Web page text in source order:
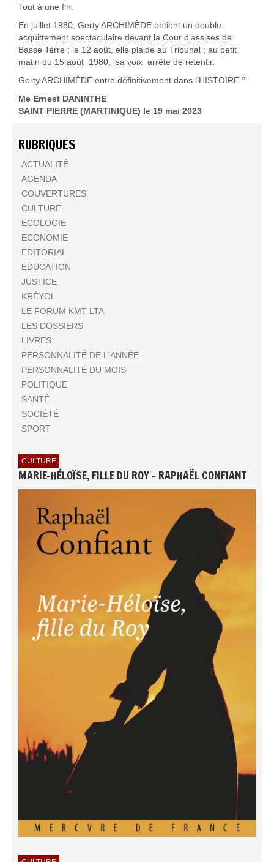
Tout à une fin.
En juillet 1980, Gerty ARCHIMÈDE obtient un double
acquittement spectaculaire devant la Cour d’assises de
Basse Terre ; le 12 août, elle plaide au Tribunal ; au petit
matin du 15 août 1980, sa voix arrête de retentir.
Gerty ARCHIMÈDE entre définitivement dans l’HISTOIRE. ’’
Me Ernest DANINTHE
SAINT PIERRE (MARTINIQUE) le 19 mai 2023
RUBRIQUES
ACTUALITÉ
AGENDA
COUVERTURES
CULTURE
ECOLOGIE
ECONOMIE
EDITORIAL
EDUCATION
JUSTICE
KRÉYOL
LE FORUM KMT LTA
LES DOSSIERS
LIVRES
PERSONNALITÉ DE L'ANNÉE
PERSONNALITÉ DU MOIS
POLITIQUE
SANTÉ
SOCIÉTÉ
SPORT
CULTURE
MARIE-HÉLOÏSE, FILLE DU ROY - RAPHAËL CONFIANT